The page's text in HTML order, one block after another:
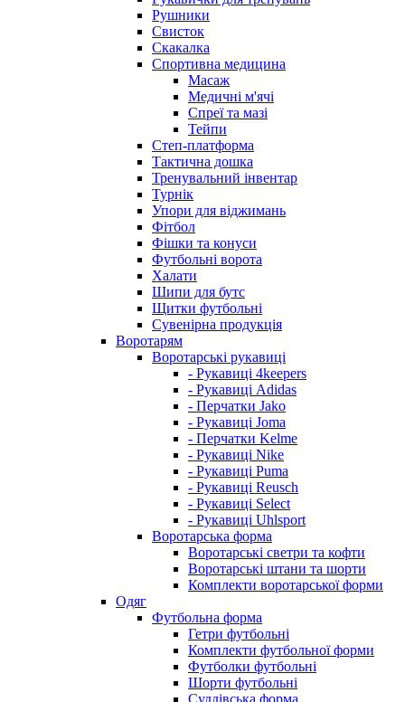
Рушники
Свисток
Скакалка
Спортивна медицина
Масаж
Медичні м'ячі
Спреї та мазі
Тейпи
Степ-платформа
Тактична дошка
Тренувальний інвентар
Турнік
Упори для віджимань
Фітбол
Фішки та конуси
Футбольні ворота
Халати
Шипи для бутс
Щитки футбольні
Сувенірна продукція
Воротарям
Воротарські рукавиці
- Рукавиці 4keepers
- Рукавиці Adidas
- Перчатки Jako
- Рукавиці Joma
- Перчатки Kelme
- Рукавиці Nike
- Рукавиці Puma
- Рукавиці Reusch
- Рукавиці Select
- Рукавиці Uhlsport
Воротарська форма
Воротарські светри та кофти
Воротарські штани та шорти
Комплекти воротарської форми
Одяг
Футбольна форма
Гетри футбольні
Комплекти футбольної форми
Футболки футбольні
Шорти футбольні
Суддівська форма